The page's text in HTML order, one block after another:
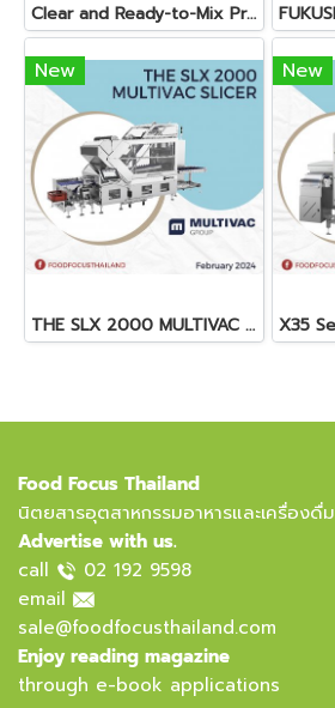
Clear and Ready-to-Mix Protein Shakes
New
THE SLX 2000 MULTIVAC SLICER
New
Food Focus Thailand
นิตยสารอุตสาหกรรมอาหารและเครื่องดื่ม
Advertise with us.
call
02 192 9598
email
sale@foodfocusthailand.com
Enjoy reading magazine
through e-book applications